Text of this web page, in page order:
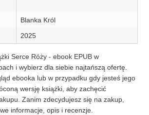
Blanka Król
2025
Serce Róży - ebook EPUB w
i wybierz dla siebie najtańszą ofertę.
ebooka lub w przypadku gdy jesteś jego
wersję książki, aby zachęcić
Zanim zdecydujesz się na zakup,
informacje, opis i recenzje.